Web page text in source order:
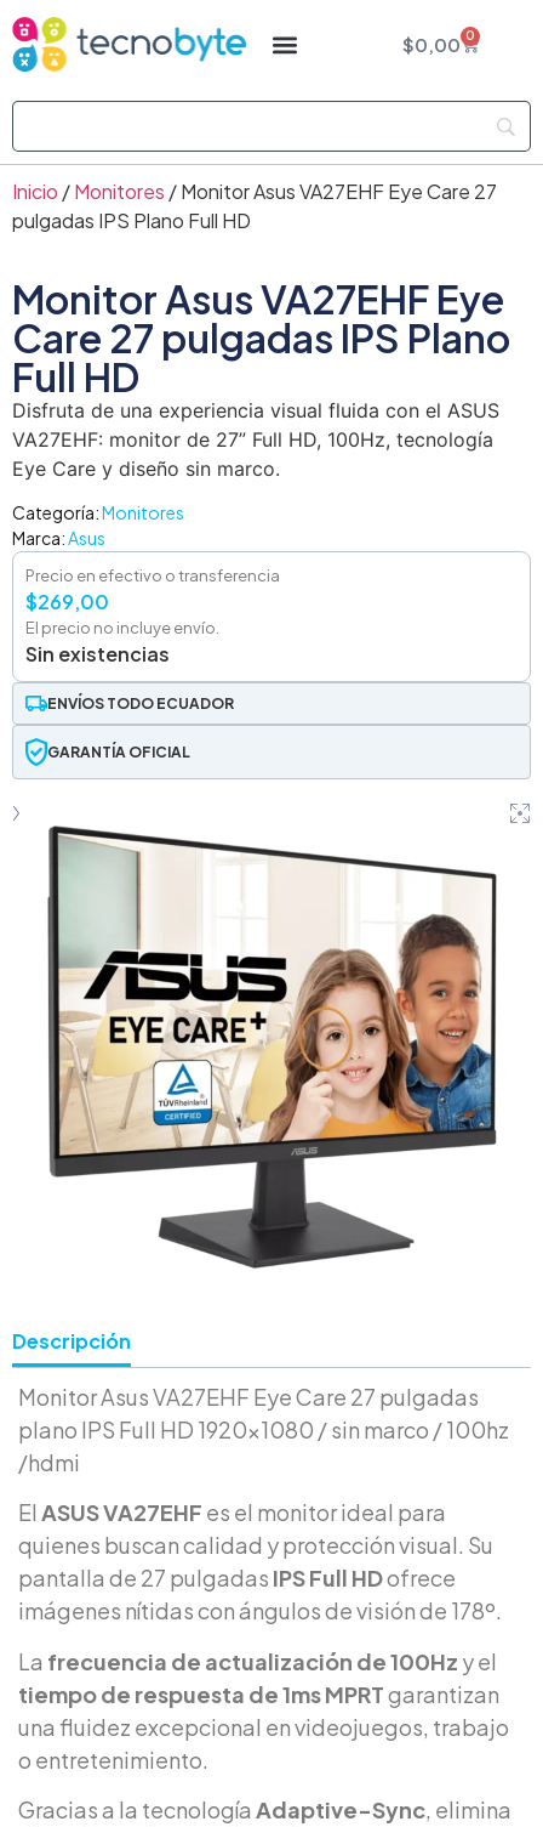
$0,00 0
Inicio /Monitores / Monitor Asus VA27EHF Eye Care 27
pulgadas IPS Plano Full HD
Monitor Asus VA27EHF Eye
Care 27 pulgadas IPS Plano
Full HD
Disfruta de una experiencia visual fluida con el ASUS
VA27EHF: monitor de 27” Full HD, 100Hz, tecnología
Eye Care y diseño sin marco.
Categoría:Monitores
Marca:Asus
Precio en efectivo o transferencia
$269,00
El precio no incluye envío.
Sin existencias
ENVÍOS TODO ECUADOR
GARANTÍA OFICIAL
Descripción
Monitor Asus VA27EHF Eye Care 27 pulgadas
plano IPS Full HD 1920×1080 / sin marco / 100hz
/hdmi
El ASUS VA27EHF es el monitor ideal para
quienes buscan calidad y protección visual. Su
pantalla de 27 pulgadas IPS Full HDofrece
imágenes nítidas con ángulos de visión de 178º.
La frecuencia de actualización de 100Hz y el
tiempo de respuesta de 1ms MPRTgarantizan
una fluidez excepcional en videojuegos, trabajo
o entretenimiento.
Gracias a la tecnología Adaptive-Sync, elimina